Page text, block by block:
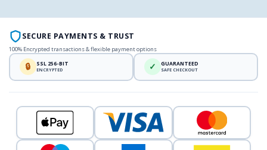
SECURE PAYMENTS & TRUST
100% Encrypted transactions & flexible payment options
🔒 SSL 256-BIT
ENCRYPTED ✓ GUARANTEED
SAFE CHECKOUT